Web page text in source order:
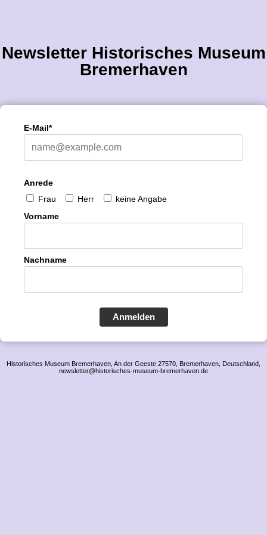
Newsletter Historisches Museum
Bremerhaven
E-Mail*
Anrede
Frau
Herr
keine Angabe
Vorname
Nachname
Anmelden
Historisches Museum Bremerhaven, An der Geeste 27570, Bremerhaven, Deutschland,
newsletter@historisches-museum-bremerhaven.de